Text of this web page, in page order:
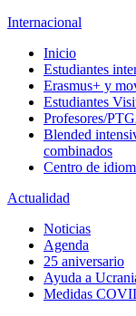
Internacional
Inicio
Estudiantes
Erasmus+ y
Estudiantes
Profesores/
Blended
combinados
Centro de
Actualidad
Noticias
Agenda
25 aniversario
Ayuda a
Medidas